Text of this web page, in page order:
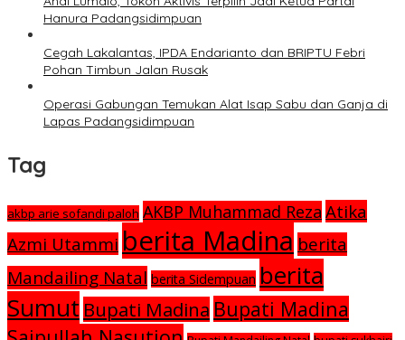
Hanura Padangsidimpuan
Cegah Lakalantas, IPDA Endarianto dan BRIPTU Febri
Pohan Timbun Jalan Rusak
Operasi Gabungan Temukan Alat Isap Sabu dan Ganja di
Lapas Padangsidimpuan
Tag
akbp arie sofandi paloh AKBP Muhammad Reza Atika
Azmi Utammi berita Madina berita
Mandailing Natal berita Sidempuan berita
Sumut Bupati Madina Bupati Madina